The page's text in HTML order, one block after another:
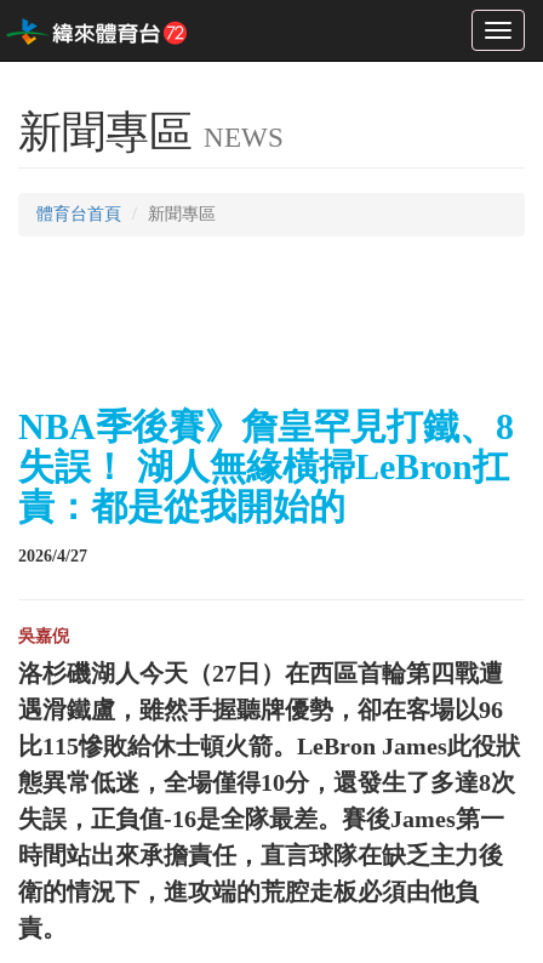
Toggle
新聞專區 NEWS
體育台首頁 新聞專區
NBA季後賽》詹皇罕見打鐵、8
失誤！ 湖人無緣橫掃LeBron扛
責：都是從我開始的
2026/4/27
吳嘉倪
洛杉磯湖人今天（27日）在西區首輪第四戰遭
遇滑鐵盧，雖然手握聽牌優勢，卻在客場以96
比115慘敗給休士頓火箭。LeBron James此役狀
態異常低迷，全場僅得10分，還發生了多達8次
失誤，正負值-16是全隊最差。賽後James第一
時間站出來承擔責任，直言球隊在缺乏主力後
衛的情況下，進攻端的荒腔走板必須由他負
責。